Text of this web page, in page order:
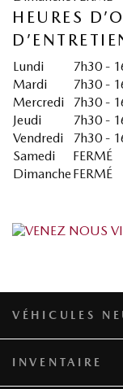
HEURES
Lundi
7h30 -
Mardi
7h30 -
Mercredi
7h30 -
Jeudi
7h30 -
Vendredi
7h30 -
Samedi
FERMÉ
Dimanche FERMÉ
VÉHICULES
INVENTAIRE